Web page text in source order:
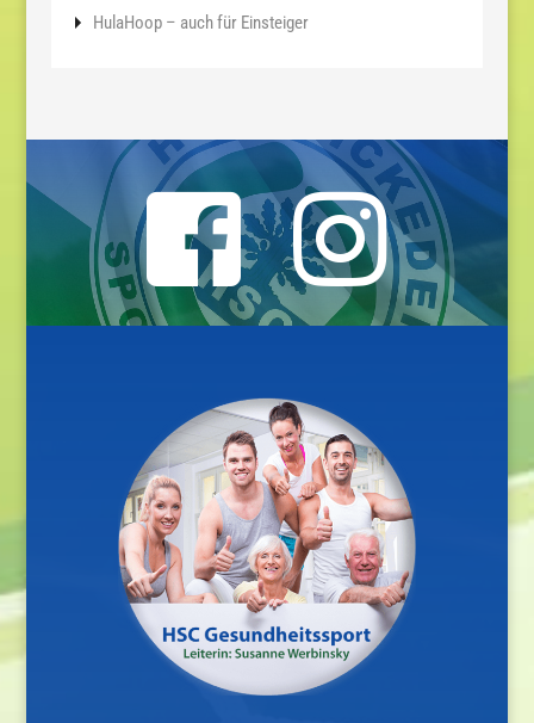
HulaHoop – auch für Einsteiger